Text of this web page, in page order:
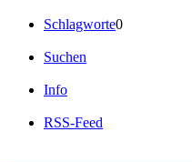
Schlagworte0
Suchen
Info
RSS-Feed